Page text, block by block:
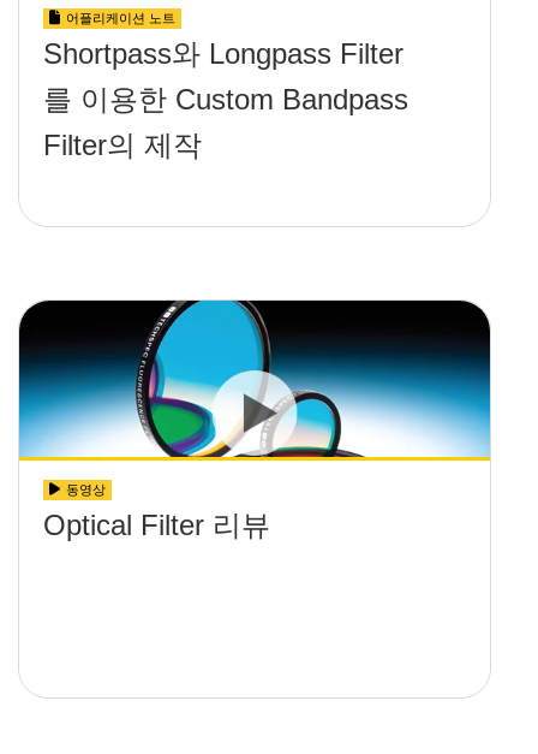
어플리케이션 노트
Shortpass와 Longpass Filter
를 이용한 Custom Bandpass
Filter의 제작
동영상
Optical Filter 리뷰